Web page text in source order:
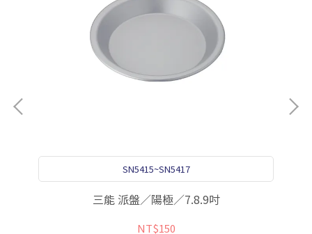
SN5415~SN5417
三能 派盤／陽極／7.8.9吋
NT$150